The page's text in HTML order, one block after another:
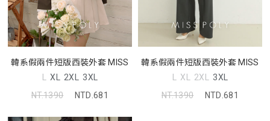
韓系假兩件短版西裝外套 MISS
L XL 2XL 3XL
NT.1390
NTD.681
韓系假兩件短版西裝外套 MISS
L XL 2XL 3XL
NT.1390
NTD.681